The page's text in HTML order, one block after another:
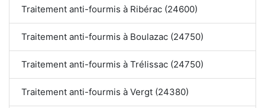
Traitement anti-fourmis à Ribérac (24600)
Traitement anti-fourmis à Boulazac (24750)
Traitement anti-fourmis à Trélissac (24750)
Traitement anti-fourmis à Vergt (24380)